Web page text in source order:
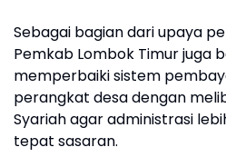
Sebagai bagian dari upaya
Pemkab Lombok Timur juga
memperbaiki sistem
perangkat desa dengan
Syariah agar administrasi
tepat sasaran.